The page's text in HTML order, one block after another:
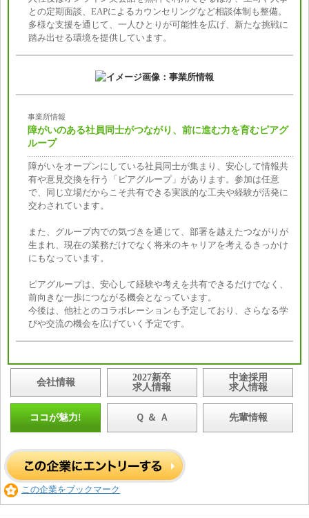
との定期面談、EAPによるカウンセリングなど相談体制も整備。
多様な支援を通じて、一人ひとりが可能性を広げ、新たな挑戦に
踏み出せる環境を提供しています。
事業所情報
障がいのある社員同士がつながり、前に進む力を育むピアグ
ループ
障がいをオープンにしている社員同士が集まり、安心して情報共
有や意見交換を行う「ピアグループ」があります。参加は任意
で、同じ立場だからこそ共有できる実践的な工夫や経験が活発に
交わされています。
また、グループ内での気づきを通じて、部署を越えたつながりが
生まれ、現在の業務だけでなく将来のキャリアを考えるきっかけ
にもなっています。
ピアグループは、安心して経験や考えを共有できるだけでなく、
前向きな一歩につながる機会となっています。
今後は、他社とのコラボレーションも予定しており、さらなる学
びや交流の機会を広げていく予定です。
会社情報
2027新卒
求人情報
中途採用
求人情報
ココが魅力! Ｑ ＆ Ａ 先輩情報
この企業をブックマーク